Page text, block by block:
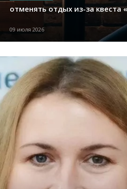
отменять отдых из-за квеста
09 июля 2026